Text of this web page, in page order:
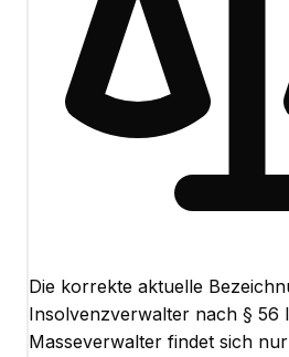
Die korrekte aktuelle
Insolvenzverwalter nach § 56
Masseverwalter findet sich